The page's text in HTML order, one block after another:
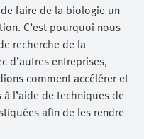
faire de la biologie un
C’est pourquoi nous
recherche de la
d’autres entreprises,
comment accélérer et
l’aide de techniques de
afin de les rendre